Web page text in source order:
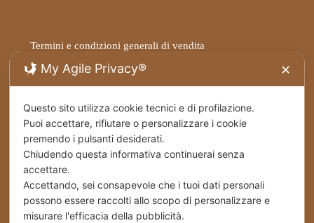
Termini e condizioni generali di vendita
Spedizioni
Cookies
Stabilimento – Milbrut Dolce Passione di Famiglia
c/da Cappuccini – Messer Rinaldo SS 576 Naro
(Ag) Italy
My Agile Privacy® ✕
Questo sito utilizza cookie tecnici e di profilazione.
Puoi accettare, rifiutare o personalizzare i cookie
premendo i pulsanti desiderati.
Chiudendo questa informativa continuerai senza
accettare.
Accettando, sei consapevole che i tuoi dati personali
possono essere raccolti allo scopo di personalizzare e
misurare l'efficacia della pubblicità.